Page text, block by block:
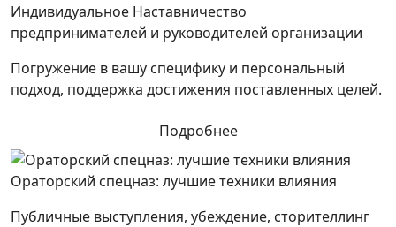
Индивидуальное Наставничество
предпринимателей и руководителей организации
Погружение в вашу специфику и персональный
подход, поддержка достижения поставленных целей.
Подробнее
Ораторский спецназ: лучшие техники влияния
Публичные выступления, убеждение, сторителлинг